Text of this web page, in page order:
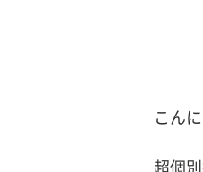
こん
超個